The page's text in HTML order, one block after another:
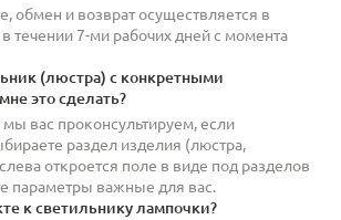
обмен и возврат осуществляется в
течении 7-ми рабочих дней с момента
(люстра) с конкретными
это сделать?
мы вас проконсультируем, если
раздел изделия (люстра,
откроется поле в виде под разделов
параметры важные для вас.
к светильнику лампочки?